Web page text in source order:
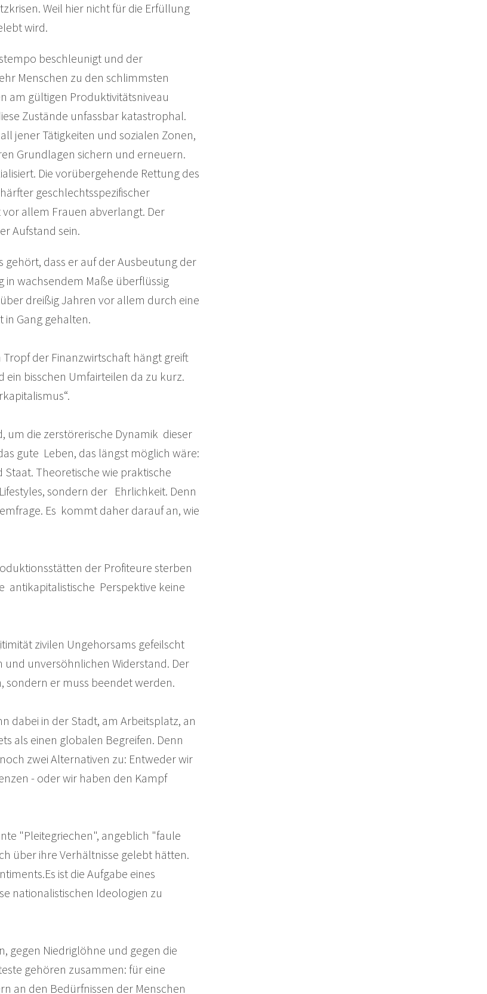
Weil hier nicht für die Erfüllung
wird.
beschleunigt und der
Menschen zu den schlimmsten
am gültigen Produktivitätsniveau
Zustände unfassbar katastrophal.
jener Tätigkeiten und sozialen Zonen,
Grundlagen sichern und erneuern.
Die vorübergehende Rettung des
geschlechtsspezifischer
allem Frauen abverlangt. Der
Aufstand sein.
gehört, dass er auf der Ausbeutung der
in wachsendem Maße überflüssig
dreißig Jahren vor allem durch eine
Gang gehalten.
der Finanzwirtschaft hängt greift
bisschen Umfairteilen da zu kurz.
um die zerstörerische Dynamik dieser
gute Leben, das längst möglich wäre:
Theoretische wie praktische
sondern der Ehrlichkeit. Denn
Es kommt daher darauf an, wie
der Profiteure sterben
antikapitalistische Perspektive keine
zivilen Ungehorsams gefeilscht
unversöhnlichen Widerstand. Der
sondern er muss beendet werden.
dabei in der Stadt, am Arbeitsplatz, an
als einen globalen Begreifen. Denn
zwei Alternativen zu: Entweder wir
- oder wir haben den Kampf
"Pleitegriechen", angeblich "faule
über ihre Verhältnisse gelebt hätten.
ist die Aufgabe eines
nationalistischen Ideologien zu
gegen Niedriglöhne und gegen die
gehören zusammen: für eine
an den Bedürfnissen der Menschen